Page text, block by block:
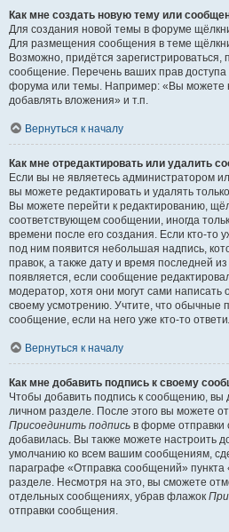
Как мне создать новую тему или
Для создания новой темы в форуме
Для размещения сообщения в теме
Возможно, придётся зарегистрироваться,
сообщение. Перечень ваших прав доступа
форума или темы. Например: «Вы можете
добавлять вложения» и т.п.
Вернуться к началу
Как мне отредактировать или удалить
Если вы не являетесь администратором
вы можете редактировать и удалять
Вы можете перейти к редактированию,
соответствующем сообщении, иногда
времени после его создания. Если кто-то
под ним появится небольшая надпись,
правок, а также дату и время последней
появляется, если сообщение
модератор, хотя они могут сами
своему усмотрению. Учтите, что обычные
сообщение, если на него уже кто-то
Вернуться к началу
Как мне добавить подпись к своему
Чтобы добавить подпись к сообщению, вы
личном разделе. После этого вы можете
Присоединить подпись в форме отправки
добавилась. Вы также можете настроить
умолчанию ко всем вашим сообщениям,
параграфе «Отправка сообщений»
разделе. Несмотря на это, вы сможете
отдельных сообщениях, убрав флажок
отправки сообщения.